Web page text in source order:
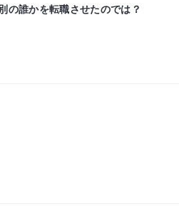
の誰かを転職させたのでは？